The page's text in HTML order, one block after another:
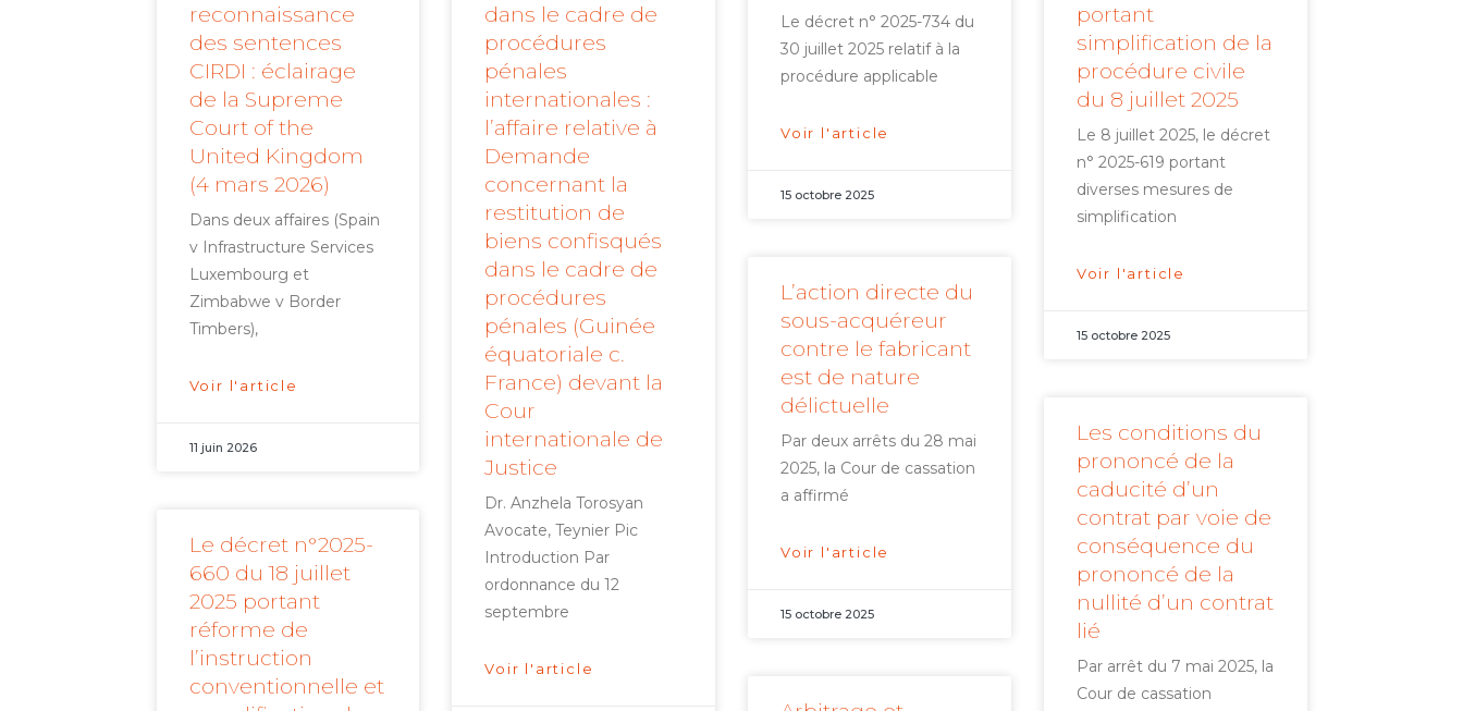
reconnaissance
des sentences
CIRDI : éclairage
de la Supreme
Court of the
United Kingdom
(4 mars 2026)
Dans deux affaires (Spain
v Infrastructure Services
Luxembourg et
Zimbabwe v Border
Timbers),
Voir l'article
11 juin 2026
dans le cadre de
procédures
pénales
internationales :
l’affaire relative à
Demande
concernant la
restitution de
biens confisqués
dans le cadre de
procédures
pénales (Guinée
équatoriale c.
France) devant la
Cour
internationale de
Justice
Dr. Anzhela Torosyan
Avocate, Teynier Pic
Introduction Par
ordonnance du 12
septembre
Voir l'article
Le décret n° 2025-734 du
30 juillet 2025 relatif à la
procédure applicable
Voir l'article
15 octobre 2025
portant
simplification de la
procédure civile
du 8 juillet 2025
Le 8 juillet 2025, le décret
n° 2025-619 portant
diverses mesures de
simplification
Voir l'article
15 octobre 2025
Le décret n°2025-
660 du 18 juillet
2025 portant
réforme de
l’instruction
conventionnelle et
L’action directe du
sous-acquéreur
contre le fabricant
est de nature
délictuelle
Par deux arrêts du 28 mai
2025, la Cour de cassation
a affirmé
Voir l'article
15 octobre 2025
Les conditions du
prononcé de la
caducité d’un
contrat par voie de
conséquence du
prononcé de la
nullité d’un contrat
lié
Par arrêt du 7 mai 2025, la
Cour de cassation